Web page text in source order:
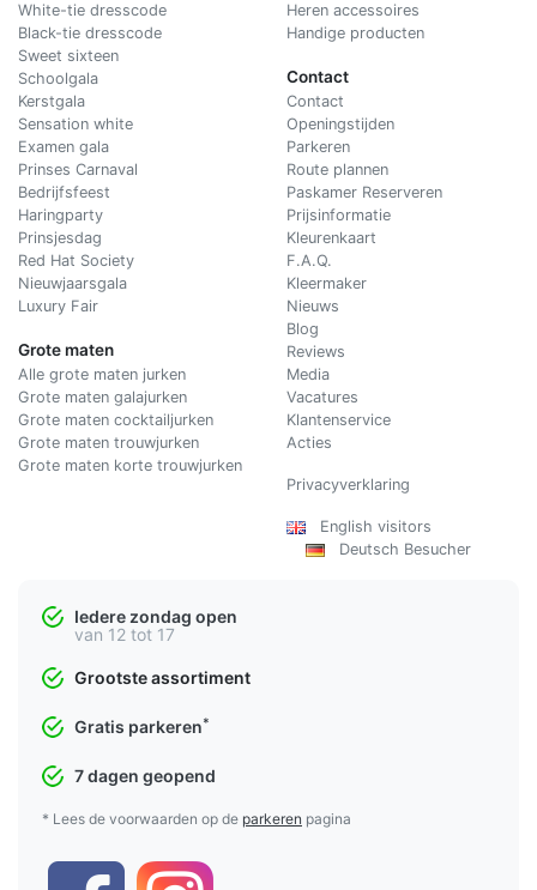
White-tie dresscode
Black-tie dresscode
Sweet sixteen
Schoolgala
Kerstgala
Sensation white
Examen gala
Prinses Carnaval
Bedrijfsfeest
Haringparty
Prinsjesdag
Red Hat Society
Nieuwjaarsgala
Luxury Fair
Grote maten
Alle grote maten jurken
Grote maten galajurken
Grote maten cocktailjurken
Grote maten trouwjurken
Grote maten korte trouwjurken
Heren accessoires
Handige producten
Contact
Contact
Openingstijden
Parkeren
Route plannen
Paskamer Reserveren
Prijsinformatie
Kleurenkaart
F.A.Q.
Kleermaker
Nieuws
Blog
Reviews
Media
Vacatures
Klantenservice
Acties
Privacyverklaring
English visitors
Deutsch Besucher
Iedere zondag open
van 12 tot 17
Grootste assortiment
Gratis parkeren*
7 dagen geopend
* Lees de voorwaarden op de parkeren pagina